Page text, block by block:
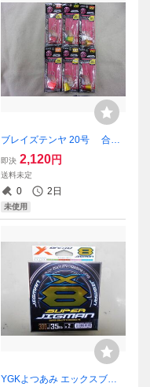
ブレイズテンヤ 20号 合計
6個セット クロスファクター
マダイ 真鯛 ひとつテンヤ ピ
ンクゴールド他 送料185円
オモリ付き釣り針
即決 2,120円
送料未定
0 2日
未使用
YGKよつあみ エックスブレ